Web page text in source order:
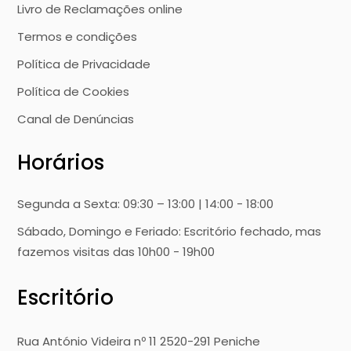
Livro de Reclamações online
Termos e condições
Política de Privacidade
Política de Cookies
Canal de Denúncias
Horários
Segunda a Sexta: 09:30 – 13:00 | 14:00 - 18:00
Sábado, Domingo e Feriado: Escritório fechado, mas
fazemos visitas das 10h00 - 19h00
Escritório
Rua António Videira nº 11 2520-291 Peniche